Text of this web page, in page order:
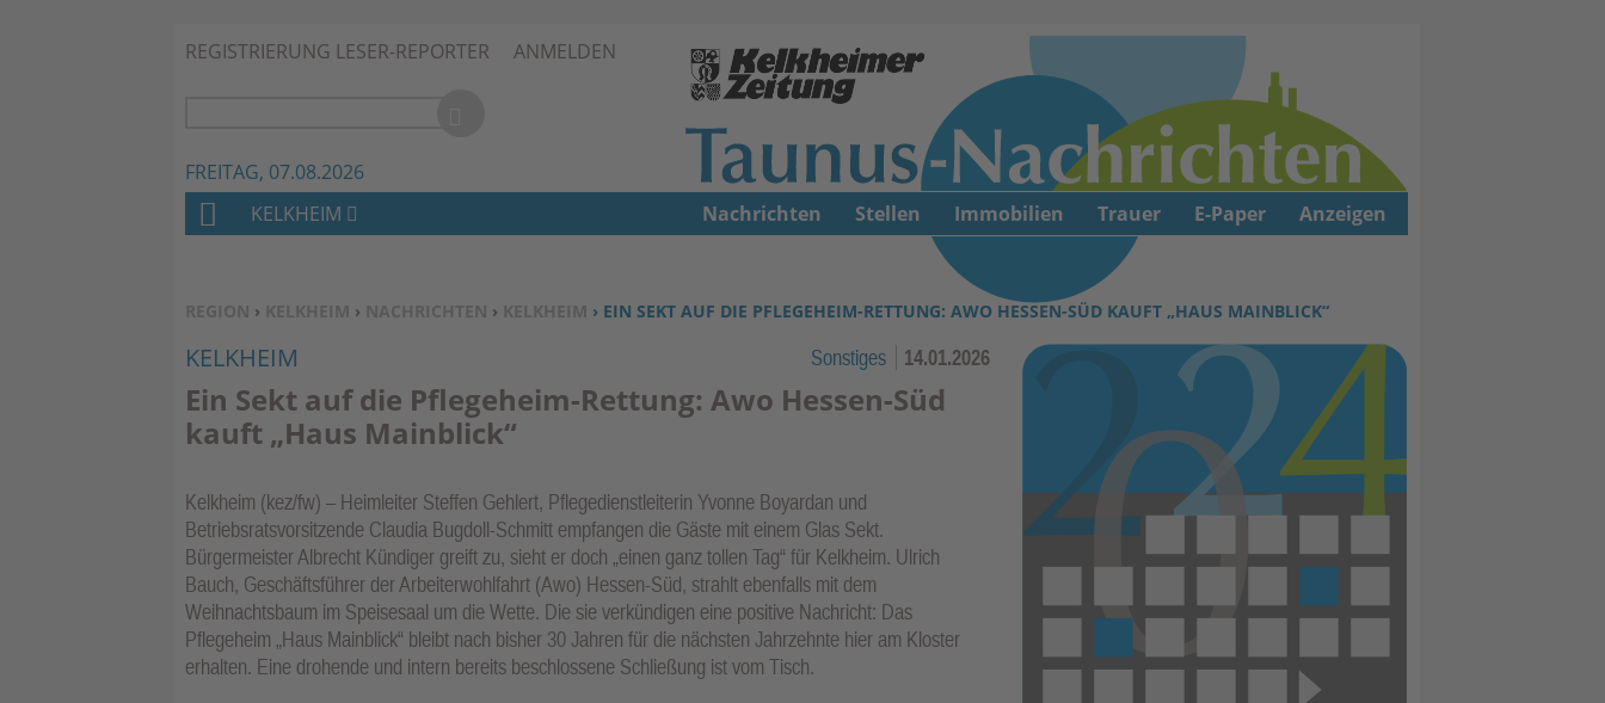
Zum Inhalt springen ↓
REGISTRIERUNG LESER-REPORTER ANMELDEN
FREITAG, 07.08.2026
SIE BEFINDEN SICH HIER:
REGION › KELKHEIM › NACHRICHTEN › KELKHEIM › EIN SEKT AUF DIE PFLEGEHEIM-RETTUNG: AWO HESSEN-SÜD KAUFT „HAUS MAINBLICK“
KELKHEIM Sonstiges 14.01.2026
Ein Sekt auf die Pflegeheim-Rettung: Awo Hessen-Süd
kauft „Haus Mainblick“
Kelkheim (kez/fw) – Heimleiter Steffen Gehlert, Pflegedienstleiterin Yvonne Boyardan und
Betriebsratsvorsitzende Claudia Bugdoll-Schmitt empfangen die Gäste mit einem Glas Sekt.
Bürgermeister Albrecht Kündiger greift zu, sieht er doch „einen ganz tollen Tag“ für Kelkheim. Ulrich
Bauch, Geschäftsführer der Arbeiterwohlfahrt (Awo) Hessen-Süd, strahlt ebenfalls mit dem
Weihnachtsbaum im Speisesaal um die Wette. Die sie verkündigen eine positive Nachricht: Das
Pflegeheim „Haus Mainblick“ bleibt nach bisher 30 Jahren für die nächsten Jahrzehnte hier am Kloster
erhalten. Eine drohende und intern bereits beschlossene Schließung ist vom Tisch.
H
M
E
KELKHEIM Nachrichten Stellen Immobilien Trauer E-Paper Anzeigen